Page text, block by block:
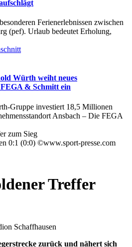
Ferienerlebnissen zwischen
(pef). Urlaub bedeutet Erholung,
Würth weiht neues
& Schmitt ein
Gruppe investiert 18,5 Millionen
Ansbach – Die FEGA
0:1 (0:0) ©www.sport-presse.com
Treffer
Schaffhausen
zurück und nähert sich